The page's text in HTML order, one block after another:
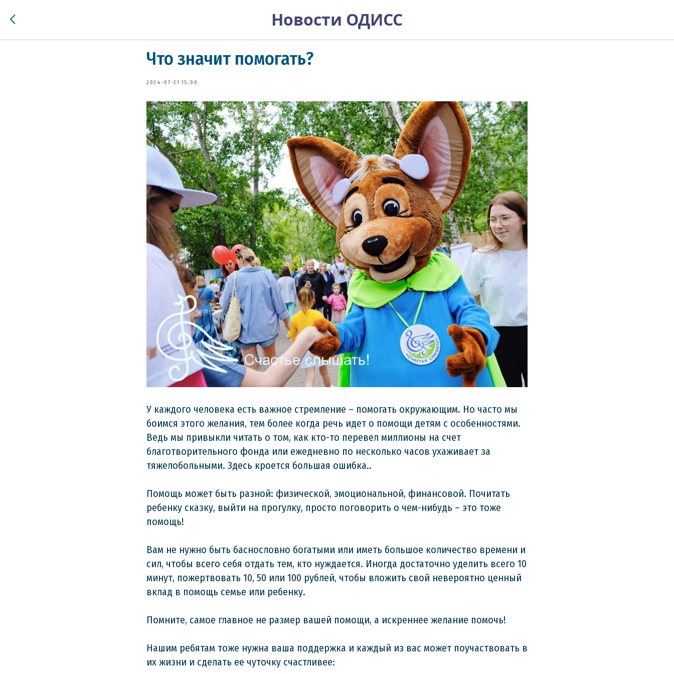
Новости ОДИСС
Что значит помогать?
2024-07-21 15:00
У каждого человека есть важное стремление – помогать окружающим. Но часто мы
боимся этого желания, тем более когда речь идет о помощи детям с особенностями.
Ведь мы привыкли читать о том, как кто-то перевел миллионы на счет
благотворительного фонда или ежедневно по несколько часов ухаживает за
тяжелобольными. Здесь кроется большая ошибка..
Помощь может быть разной: физической, эмоциональной, финансовой. Почитать
ребенку сказку, выйти на прогулку, просто поговорить о чем-нибудь – это тоже
помощь!
Вам не нужно быть баснословно богатыми или иметь большое количество времени и
сил, чтобы всего себя отдать тем, кто нуждается. Иногда достаточно уделить всего 10
минут, пожертвовать 10, 50 или 100 рублей, чтобы вложить свой невероятно ценный
вклад в помощь семье или ребенку.
Помните, самое главное не размер вашей помощи, а искреннее желание помочь!
Нашим ребятам тоже нужна ваша поддержка и каждый из вас может поучаствовать в
их жизни и сделать ее чуточку счастливее: